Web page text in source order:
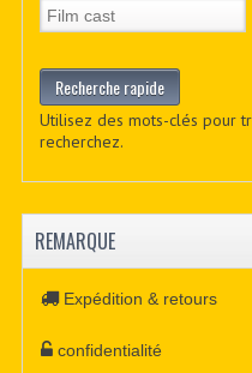
Utilisez des mots-clés pour
recherchez.
REMARQUE
Expédition & retours
confidentialité